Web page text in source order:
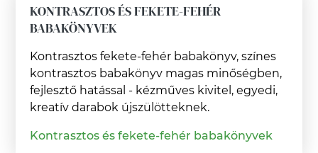
KONTRASZTOS ÉS FEKETE-FEHÉR
BABAKÖNYVEK
Kontrasztos fekete-fehér babakönyv, színes
kontrasztos babakönyv magas minőségben,
fejlesztő hatással - kézműves kivitel, egyedi,
kreatív darabok újszülötteknek.
Kontrasztos és fekete-fehér babakönyvek